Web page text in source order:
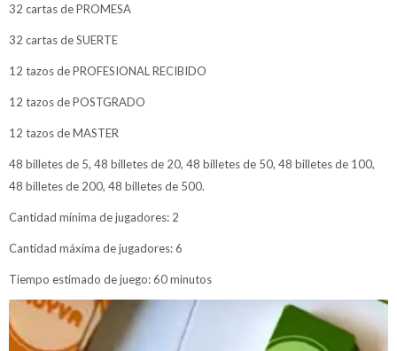
32 cartas de PROMESA
32 cartas de SUERTE
12 tazos de PROFESIONAL RECIBIDO
12 tazos de POSTGRADO
12 tazos de MASTER
48 billetes de 5, 48 billetes de 20, 48 billetes de 50, 48 billetes de 100,
48 billetes de 200, 48 billetes de 500.
Cantidad mínima de jugadores: 2
Cantidad máxima de jugadores: 6
Tiempo estimado de juego: 60 minutos